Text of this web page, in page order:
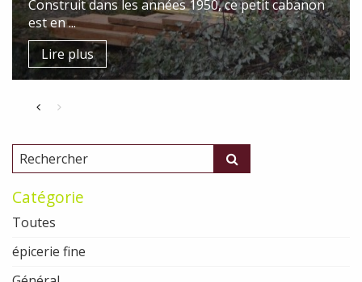
Construit dans les années 1950, ce petit cabanon
est en ...
Lire plus
Catégorie
Toutes
épicerie fine